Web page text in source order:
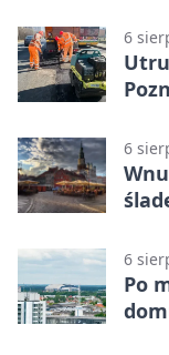
6
6
6
Po